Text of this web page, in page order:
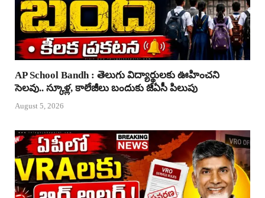
AP School Bandh : తెలుగు విద్యార్థులకు ఊహించని
సెలవు.. స్కూళ్ల, కాలేజీలు బందుకు జేఏసీ పిలుపు
August 5, 2026